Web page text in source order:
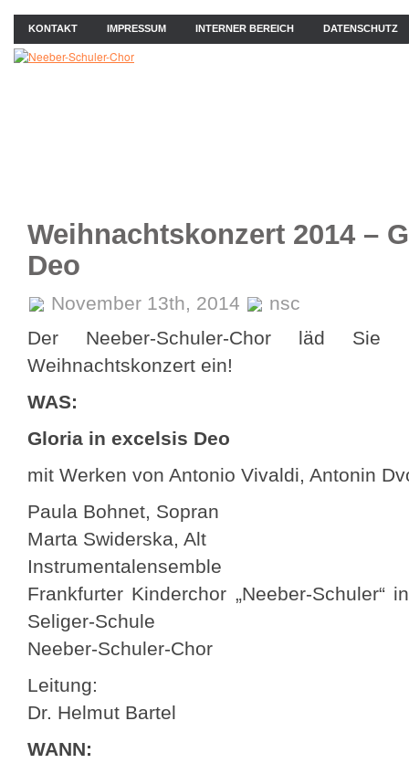
KONTAKT IMPRESSUM INTERNER BEREICH DATENSCHUTZ
Weihnachtskonzert 2014 –
Deo
November 13th, 2014
nsc
Der Neeber-Schuler-Chor läd Sie
Weihnachtskonzert ein!
WAS:
Gloria in excelsis Deo
mit Werken von Antonio Vivaldi, Antonin
Paula Bohnet, Sopran
Marta Swiderska, Alt
Instrumentalensemble
Frankfurter Kinderchor „Neeber-Schuler“
Seliger-Schule
Neeber-Schuler-Chor
Leitung:
Dr. Helmut Bartel
WANN: